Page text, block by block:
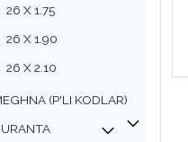
26 X 1.75
26 X 1.90
26 X 2.10
(P'LI KODLAR)